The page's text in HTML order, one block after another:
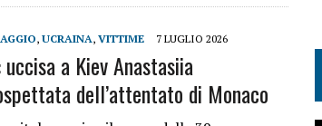
, UCRAINA, VITTIME 7 LUGLIO 2026
a Kiev Anastasiia
dell’attentato di Monaco